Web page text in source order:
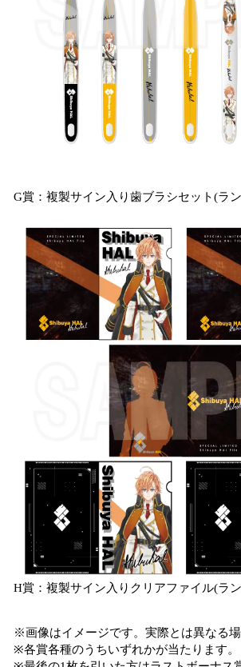
G賞：複製サイン入り歯ブラシセット(ラ
H賞：複製サイン入りクリアファイル(ラ
※画像はイメージです。実際とは異なる場
※各賞各種のうちいずれかが当たります。